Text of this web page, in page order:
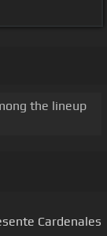
the lineup
Misa de Cuerpo Presente Cardenales